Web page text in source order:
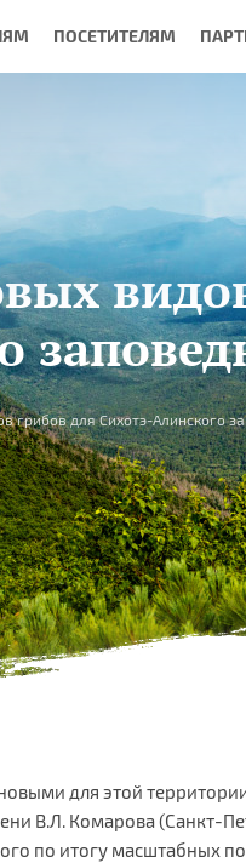
ПОСЕТИТЕЛЯМ
грибов для Сихотэ-Алинского
для этой
В.Л. Комарова (Санкт-
по итогу масштабных